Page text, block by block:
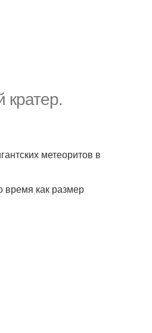
кратер.
метеоритов в
время как размер